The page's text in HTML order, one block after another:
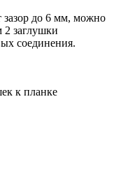
зазор до 6 мм, можно
заглушки
соединения.
к планке